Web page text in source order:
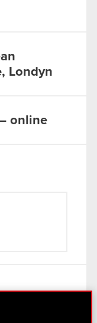
Londyn
online